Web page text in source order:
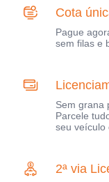
Cota
Pague
sem filas e
Sem grana
Parcele
seu veículo
2ª via